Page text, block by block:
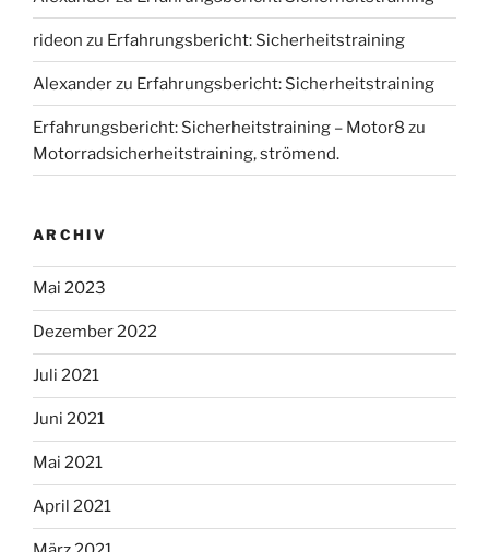
rideon zu Erfahrungsbericht: Sicherheitstraining
Alexanderzu Erfahrungsbericht: Sicherheitstraining
Erfahrungsbericht: Sicherheitstraining – Motor8 zu
Motorradsicherheitstraining, strömend.
ARCHIV
Mai 2023
Dezember 2022
Juli 2021
Juni 2021
Mai 2021
April 2021